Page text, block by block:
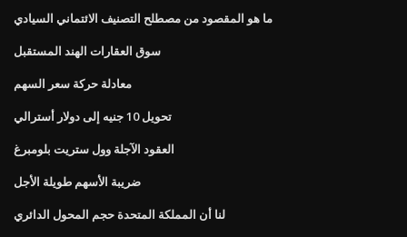
ما هو المقصود من مصطلح التصنيف الائتماني السيادي
سوق العقارات الهند المستقبل
معادلة حركة سعر السهم
تحويل 10 جنيه إلى دولار أسترالي
العقود الآجلة وول ستريت بلومبرغ
ضريبة الأسهم طويلة الأجل
لنا أن المملكة المتحدة حجم المحول الدائري